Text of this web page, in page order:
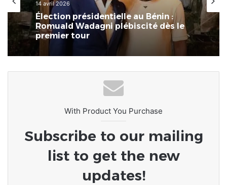
Afrique
14 avril 2026
Élection présidentielle au Bénin :
Romuald Wadagni plébiscité dès le
premier tour
8 mars 2026
L’Afrique au carrefour des
consciences : le devoir de rompre
avec la culture du naufrage
With Product You Purchase
Subscribe to our mailing
list to get the new
updates!